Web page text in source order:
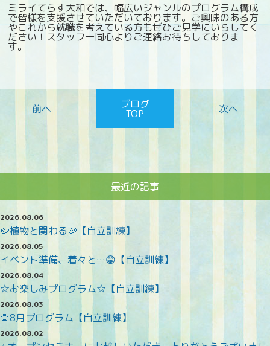
ミライてらす大和では、幅広いジャンルのプログラム構成
で皆様を支援させていただいております。ご興味のある方
やこれから就職を考えている方もぜひご見学にいらしてく
ださい！スタッフ一同心よりご連絡お待ちしておりま
す。
ブログ
TOP
最近の記事
2026.08.06
🥔植物と関わる🥔【自立訓練】
2026.08.05
イベント準備、着々と…😁【自立訓練】
2026.08.04
☆お楽しみプログラム☆【自立訓練】
2026.08.03
🌻8月プログラム【自立訓練】
2026.08.02